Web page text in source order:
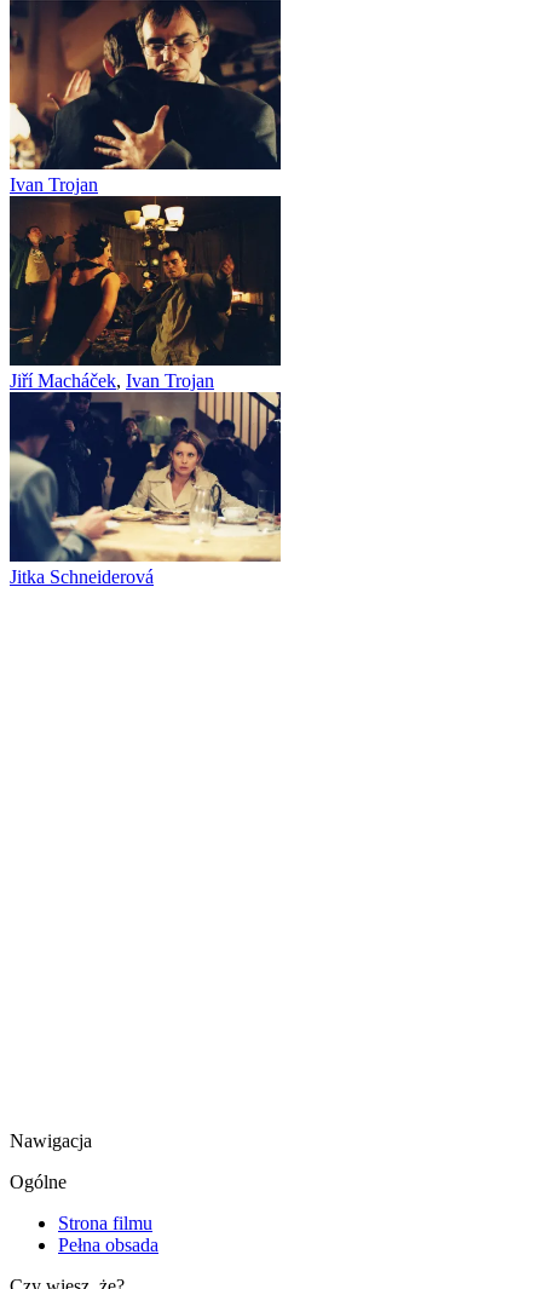
Ivan Trojan
Jiří Macháček, Ivan Trojan
Jitka Schneiderová
Nawigacja
Ogólne
Strona filmu
Pełna obsada